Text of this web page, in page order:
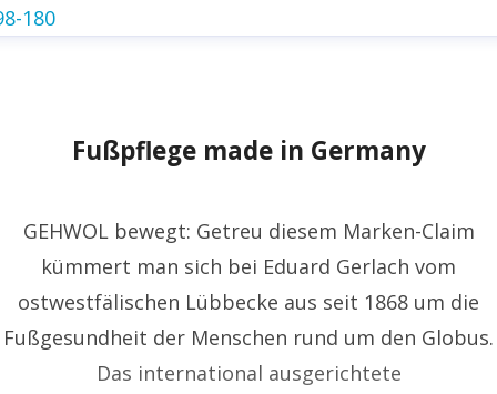
180
Fußpflege made in Germany
GEHWOL bewegt: Getreu diesem Marken-Claim
kümmert man sich bei Eduard Gerlach vom
ostwestfälischen Lübbecke aus seit 1868 um die
Fußgesundheit der Menschen rund um den Globus.
Das international ausgerichtete